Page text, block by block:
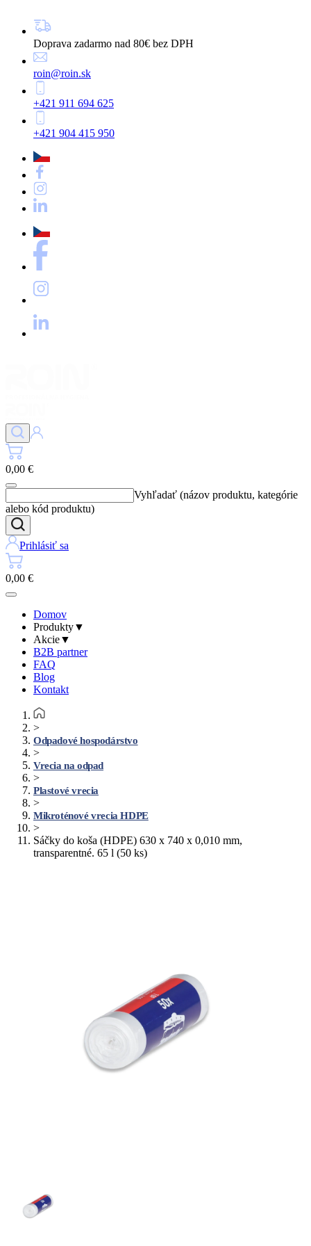
Doprava zadarmo nad 80€ bez DPH
roin@roin.sk
+421 911 694 625
+421 904 415 950
0,00 €
Vyhľadať (názov produktu, kategórie
alebo kód produktu)
Prihlásiť sa
0,00 €
Domov
Produkty▼
Akcie▼
B2B partner
FAQ
Blog
Kontakt
>
Odpadové hospodárstvo
>
Vrecia na odpad
>
Plastové vrecia
>
Mikroténové vrecia HDPE
>
Sáčky do koša (HDPE) 630 x 740 x 0,010 mm,
transparentné. 65 l (50 ks)